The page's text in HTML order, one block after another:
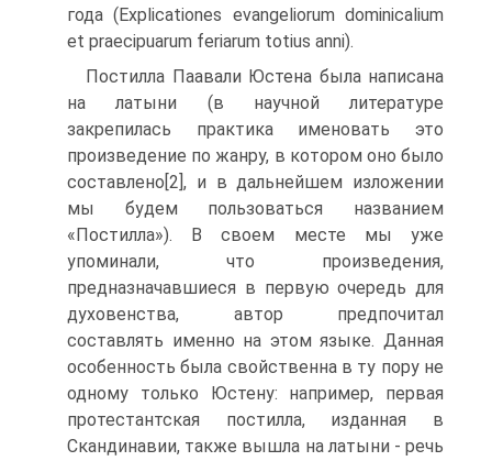
года (Explicationes evangeliorum dominicalium
et praecipuarum feriarum totius anni).
Постилла Паавали Юстена была написана
на латыни (в научной литературе
закрепилась практика именовать это
произведение по жанру, в котором оно было
составлено[2], и в дальнейшем изложении
мы будем пользоваться названием
«Постилла»). В своем месте мы уже
упоминали, что произведения,
предназначавшиеся в первую очередь для
духовенства, автор предпочитал
составлять именно на этом языке. Данная
особенность была свойственна в ту пору не
одному только Юстену: например, первая
протестантская постилла, изданная в
Скандинавии, также вышла на латыни - речь